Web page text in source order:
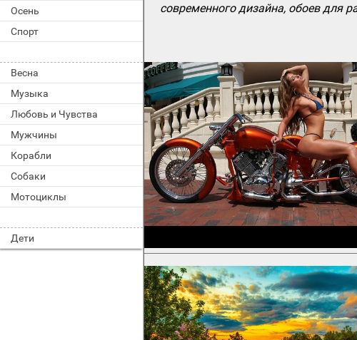
Осень
Спорт
Весна
Музыка
Любовь и Чувства
Мужчины
Корабли
Собаки
Мотоциклы
Дети
современного дизайна, обоев для